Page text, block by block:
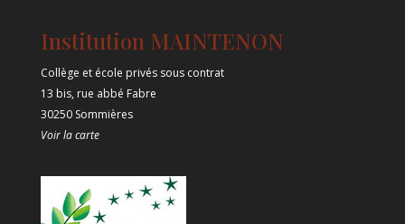
Institution MAINTENON
Collège et école privés sous contrat
13 bis, rue abbé Fabre
30250 Sommières
Voir la carte